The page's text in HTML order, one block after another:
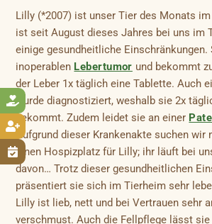



Lilly (*2007) ist unser Tier des Monats
ist seit August dieses Jahres bei uns im
einige gesundheitliche
inoperablen Lebertumor und bekommt
der Leber 1x täglich eine Tablette. Auch
wurde diagnostiziert, weshalb sie 2x
bekommt. Zudem leidet sie an einer
Aufgrund dieser Krankenakte suchen wir
einen Hospizplatz für Lilly; ihr läuft bei
davon… Trotz dieser gesundheitlichen
präsentiert sie sich im Tierheim sehr
Lilly ist lieb, nett und bei Vertrauen sehr
verschmust. Auch die Fellpflege lässt